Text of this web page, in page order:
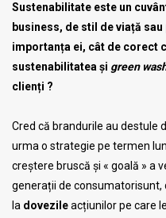
Sustenabilitate este un
business, de stil de viață
importanța ei, cât de corect
sustenabilitatea și green
clienți ?
Cred că brandurile au destule
urma o strategie pe termen
creștere bruscă și « goală » a
generații de consumatorisunt,
la dovezileacțiunilor pe care